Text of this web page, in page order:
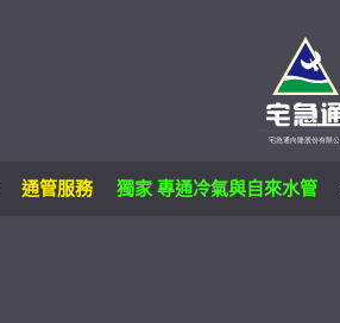
通管服務 獨家 專通冷氣與自來水管